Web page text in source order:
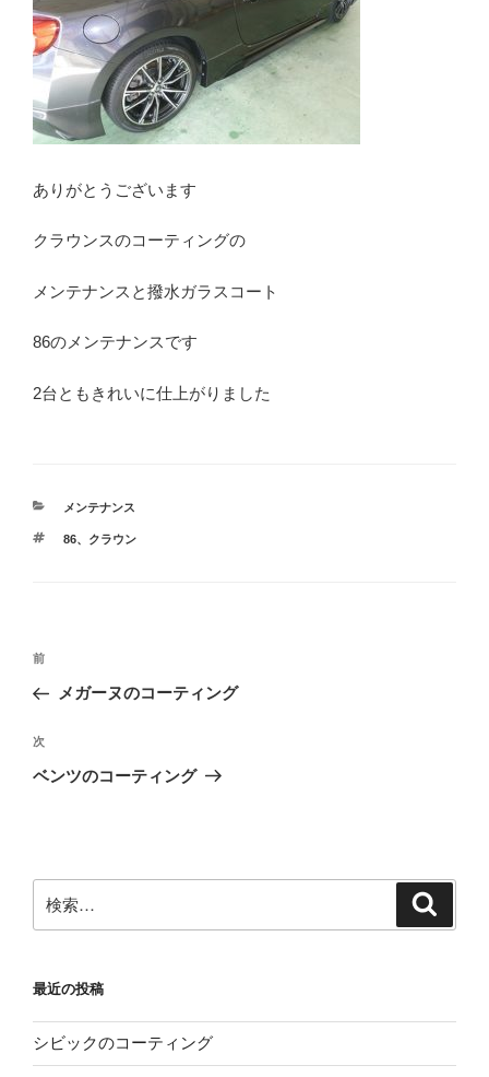
ありがとうございます
クラウンスのコーティングの
メンテナンスと撥水ガラスコート
86のメンテナンスです
2台ともきれいに仕上がりました
カ
ゴ
メンテナンス
タ
86、 クラウン
投
ナ
ビ
ゲ
ン
前
の
稿
前
メガーヌのコーティング
次
の
次
ベンツのコーティング
索:
最近の投稿
シビックのコーティング